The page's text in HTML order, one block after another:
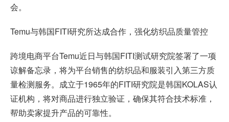
会。
Temu与韩国FITI研究所达成合作，强化纺织品质量管控
跨境电商平台Temu近日与韩国FITI测试研究院签署了一项
谅解备忘录，将为平台销售的纺织品和服装引入第三方质
量检测服务。成立于1965年的FITI研究院是韩国KOLAS认
证机构，将对商品进行独立验证，确保其符合技术标准，
帮助卖家提升产品的可靠性。